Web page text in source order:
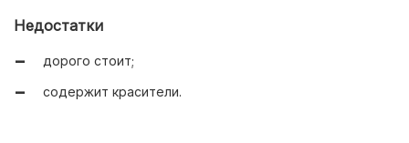
Недостатки
дорого стоит;
содержит красители.